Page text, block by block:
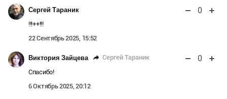
Сергей Тараник 0
!!!++!!!
22 Сентябрь 2025, 15:52
Виктория Зайцева Сергей Тараник 0
Спасибо!
6 Октябрь 2025, 20:12